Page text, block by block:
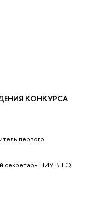
КОНКУРСА
первого
секретарь НИУ ВШЭ,